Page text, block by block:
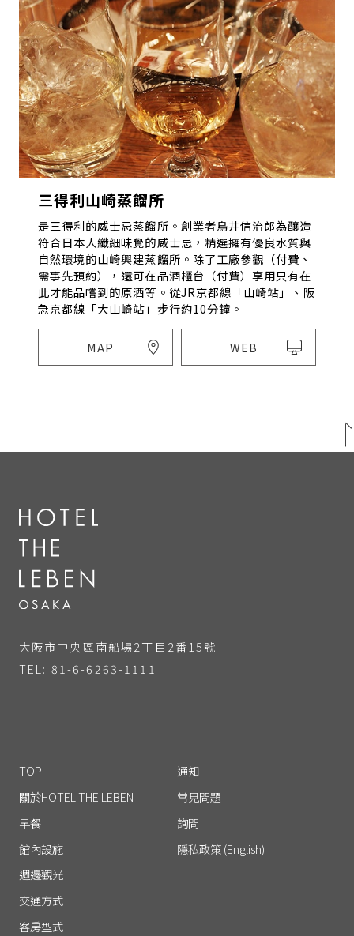
三得利山崎蒸餾所
是三得利的威士忌蒸餾所。創業者鳥井信治郎為釀造
符合日本人纖細味覺的威士忌，精選擁有優良水質與
自然環境的山崎興建蒸餾所。除了工廠參觀（付費、
需事先預約），還可在品酒櫃台（付費）享用只有在
此才能品嚐到的原酒等。從JR京都線「山崎站」、阪
急京都線「大山崎站」步行約10分鐘。
MAP WEB
大阪市中央區南船場2丁目2番15號
TEL: 81-6-6263-1111
TOP
關於HOTEL THE LEBEN
早餐
館內設施
週邊觀光
交通方式
客房型式
通知
常見問題
詢問
隱私政策 (English)